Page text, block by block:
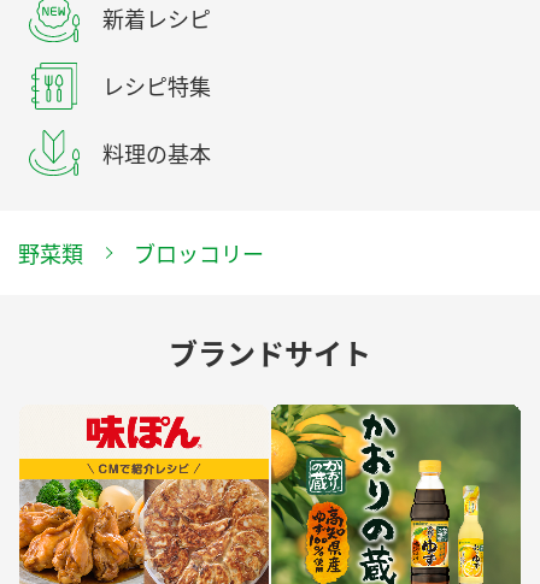
新着レシピ
レシピ特集
料理の基本
野菜類 ブロッコリー
ブランドサイト